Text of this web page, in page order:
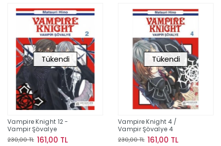
Tükendi
Vampire Knight 12 -
Vampir Şövalye
230,00 TL 161,00 TL
Tükendi
Vampire Knight 4 /
Vampir Şövalye 4
230,00 TL 161,00 TL